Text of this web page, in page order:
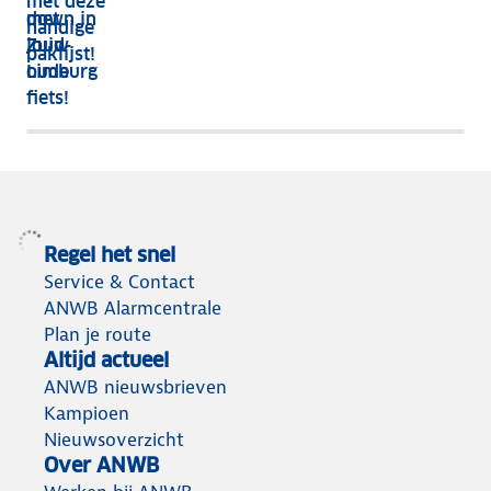
met
jouw
oude
fiets!
down in
Zuid-
Limburg
handige
paklijst!
Regel het snel
Service & Contact
ANWB Alarmcentrale
Plan je route
Altijd actueel
ANWB nieuwsbrieven
Kampioen
Nieuwsoverzicht
Over ANWB